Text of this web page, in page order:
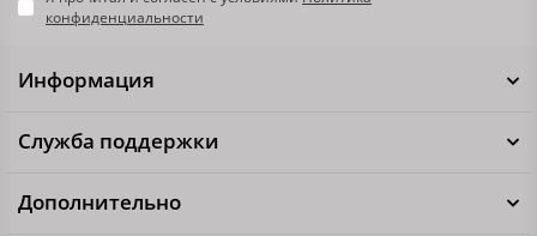
конфиденциальности
Информация
Служба поддержки
Дополнительно